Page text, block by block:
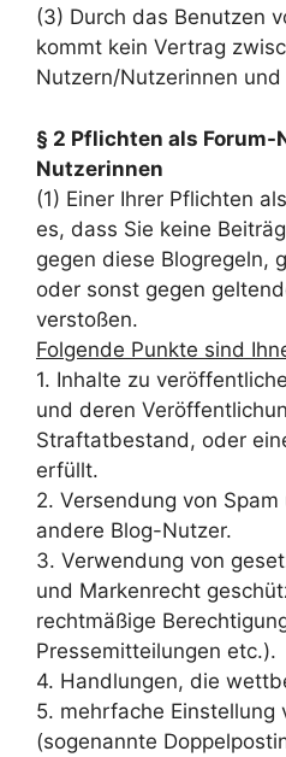
(3) Durch das Benutzen
kommt kein Vertrag
Nutzern/Nutzerinnen
§ 2 Pflichten als Forum-
Nutzerinnen
(1) Einer Ihrer Pflichten
es, dass Sie keine
gegen diese Blogregeln,
oder sonst gegen
verstoßen.
Folgende Punkte sind
1. Inhalte zu
und deren
Straftatbestand, oder
erfüllt.
2. Versendung von
andere Blog-Nutzer.
3. Verwendung von
und Markenrecht
rechtmäßige
Pressemitteilungen etc.).
4. Handlungen, die
5. mehrfache Einstellung
(sogenannte